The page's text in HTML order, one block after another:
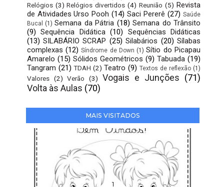
Relógios (3) Relógios divertidos (4) Reunião (5) Revista
de Atividades Urso Pooh (14) Saci Pererê (27) Saúde
Bucal
(1) Semana da Pátria (18) Semana do Trânsito
(9) Sequência Didática (10)
Sequências Didáticas
(13) SILABÁRIO SCRAP (25) Silabários (20) Sílabas
complexas (12) Síndrome de Down (1) Sítio do Picapau
Amarelo (15) Sólidos Geométricos (9) Tabuada (19)
Tangram (21) TDAH (2) Teatro (9) Textos de reflexão (1)
Valores (2) Verão (3) Vogais e Junções (71)
Volta às Aulas (70)
MAIS VISITADOS